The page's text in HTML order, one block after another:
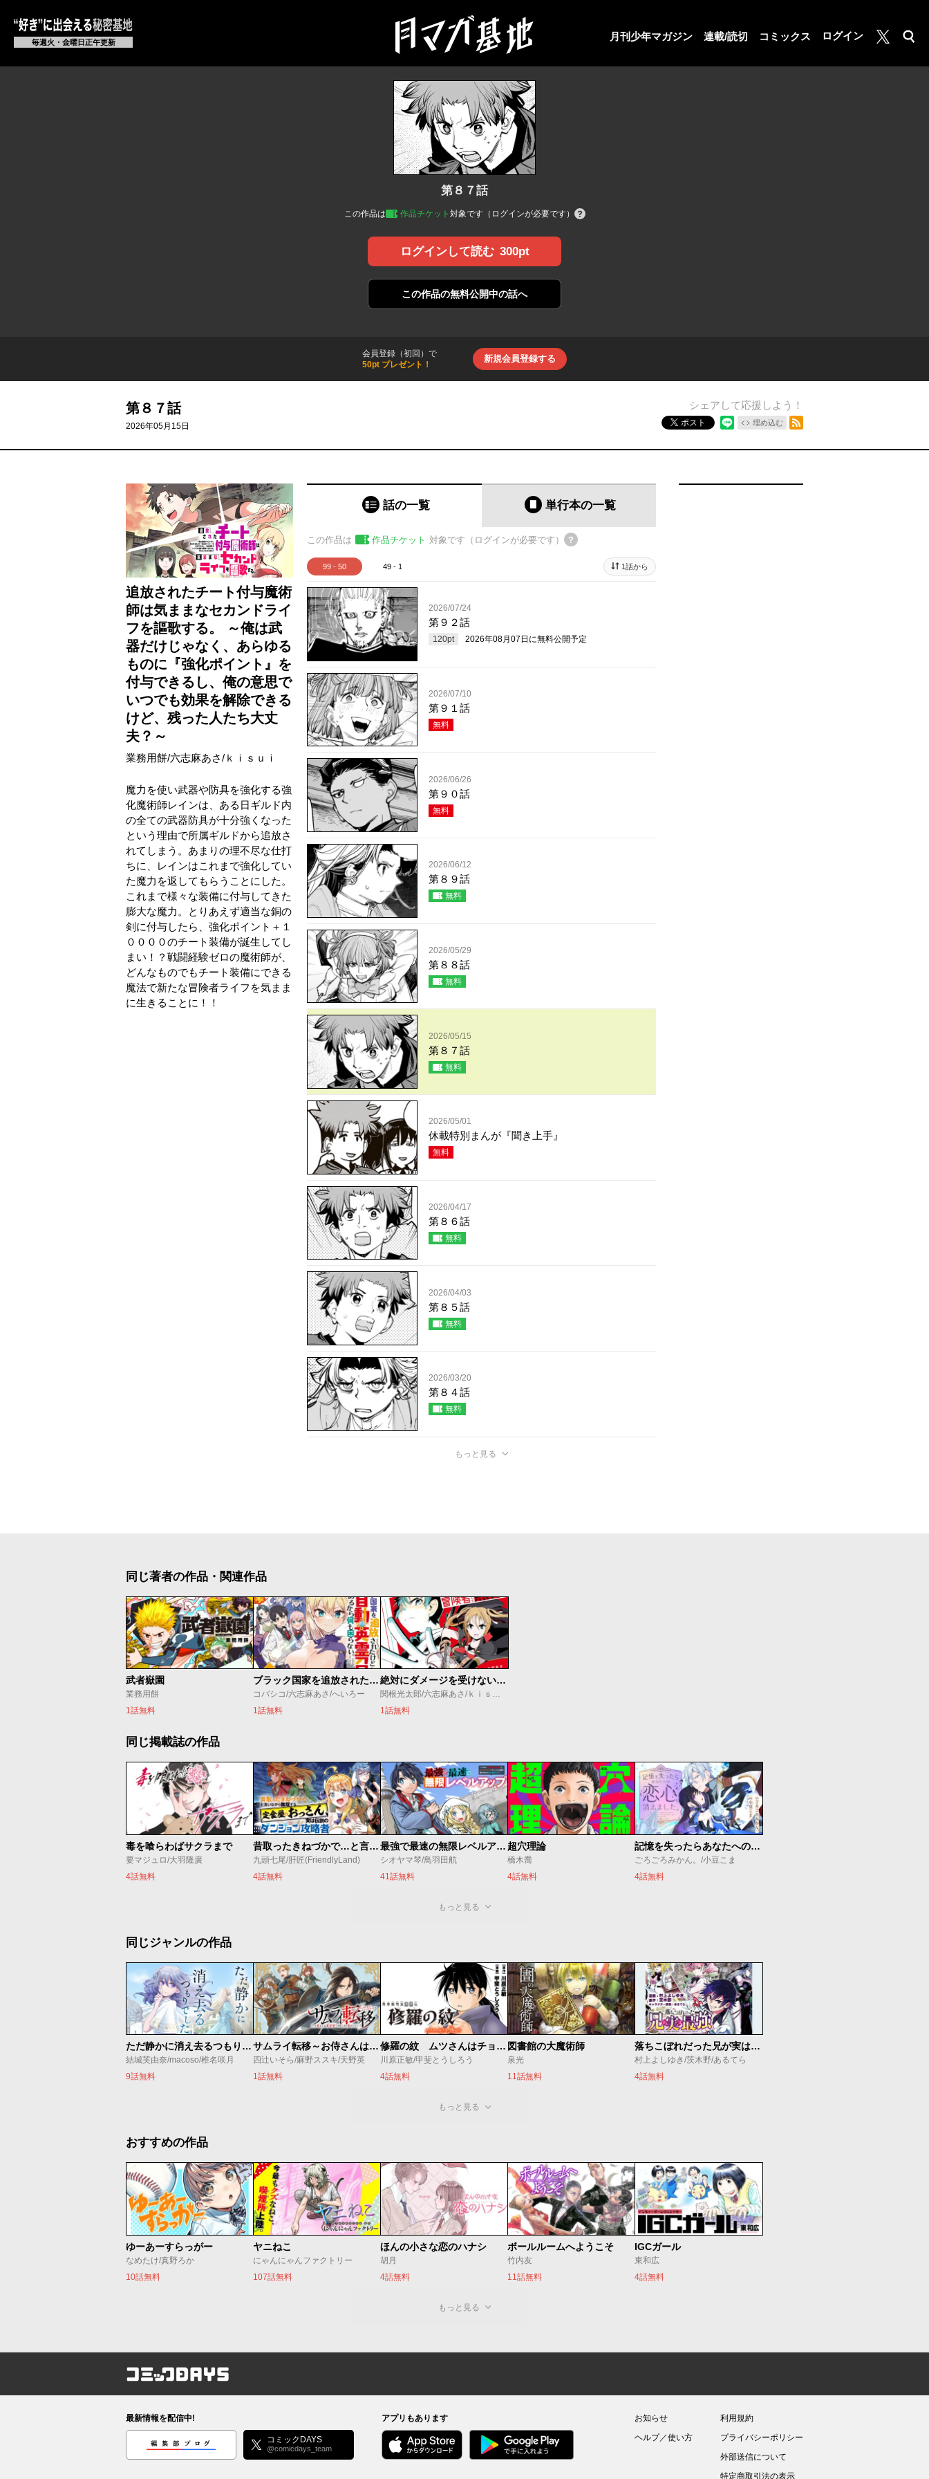
毎週火・金曜日正午更新
月刊少年マガジン 連載/読切 コミックス ログイン
月マガ基地
検索
第８７話
この作品は 作品チケット 対象です（ログインが必要です）
ログインして読む 300pt
この作品の無料公開中の話へ
会員登録（初回）で
50pt プレゼント！
新規会員登録する
第８７話
2026年05月15日
シェアして応援しよう！
ポスト 埋め込む
追放されたチート付与魔術
師は気ままなセカンドライ
フを謳歌する。 ～俺は武
器だけじゃなく、あらゆる
ものに『強化ポイント』を
付与できるし、俺の意思で
いつでも効果を解除できる
けど、残った人たち大丈
夫？～
業務用餅/六志麻あさ/ ｋｉｓｕｉ
魔力を使い武器や防具を強化する強
化魔術師レインは、ある日ギルド内
の全ての武器防具が十分強くなった
という理由で所属ギルドから追放さ
れてしまう。あまりの理不尽な仕打
ちに、レインはこれまで強化してい
た魔力を返してもらうことにした。
これまで様々な装備に付与してきた
膨大な魔力。とりあえず適当な銅の
剣に付与したら、強化ポイント＋１
００００のチート装備が誕生してし
まい！？戦闘経験ゼロの魔術師が、
どんなものでもチート装備にできる
魔法で新たな冒険者ライフを気まま
に生きることに！！
話の一覧 単行本の一覧
この作品は 作品チケット 対象です（ログインが必要です）
99 - 50 49 - 1 1話から
2026/07/24
第９２話
120pt 2026年08月07日 に無料公開予定
2026/07/10
第９１話
無料
2026/06/26
第９０話
無料
2026/06/12
第８９話
無料
2026/05/29
第８８話
無料
2026/05/15
第８７話
無料
2026/05/01
休載特別まんが『聞き上手』
無料
2026/04/17
第８６話
無料
2026/04/03
第８５話
無料
2026/03/20
第８４話
無料
もっと見る
同じ著者の作品・関連作品
武者嶽園
業務用餅
1話無料
ブラック国家を追放されたけど【全自動・英霊召喚】があるから何も困らない。
コバシコ/六志麻あさ/へいろー
1話無料
絶対にダメージを受けないスキルをもらったので、冒険者として無双してみる
関根光太郎/六志麻あさ/ｋｉｓｕｉ
1話無料
同じ掲載誌の作品
毒を喰らわばサクラまで
要マジュロ/大羽隆廣
4話無料
昔取ったきねづかで…と言いながら無双する定食屋のおっさん、実は伝説のダンジョン攻略者
九頭七尾/肝匠(FriendlyLand)
4話無料
最強で最速の無限レベルアップ ～スキル【経験値１０００倍】と【レベルフリー】でレベル上限の枷が外れた俺は無双する～
シオヤマ琴/鳥羽田航
41話無料
超穴理論
橋木喬
4話無料
記憶を失ったらあなたへの恋心も消えました。
ごろごろみかん。/小豆こま
4話無料
もっと見る
同じジャンルの作品
ただ静かに消え去るつもりでした
結城芙由奈/macoso/椎名咲月
9話無料
サムライ転移～お侍さんは異世界でもあんまり変わらない～
四辻いそら/麻野ススキ/天野英
1話無料
修羅の紋 ムツさんはチョー強い？！
川原正敏/甲斐とうしろう
4話無料
図書館の大魔術師
泉光
11話無料
落ちこぼれだった兄が実は最強 ～史上最強の勇者は転生し、学園で無自覚に無双する～
村上よしゆき/茨木野/あるてら
4話無料
もっと見る
おすすめの作品
ゆーあーすらっがー
なめたけ/真野ろか
10話無料
ヤニねこ
にゃんにゃんファクトリー
107話無料
ほんの小さな恋のハナシ
胡月
4話無料
ボールルームへようこそ
竹内友
11話無料
IGCガール
東和広
4話無料
もっと見る
コミックDAYS
最新情報を配信中!
編集部ブログ コミックDAYS
@comicdays_team
アプリもあります
お知らせ
ヘルプ／使い方
利用規約
プライバシーポリシー
外部送信について
特定商取引法の表示